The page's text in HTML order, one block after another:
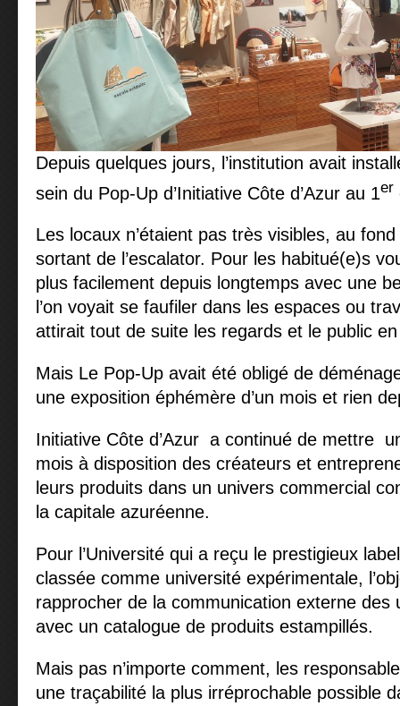
Depuis quelques jours, l’institution avait
sein du Pop-Up d’Initiative Côte d’Azur au 1 er
Les locaux n’étaient pas très visibles, au
sortant de l’escalator. Pour les habitué(e)s
plus facilement depuis longtemps avec une
l’on voyait se faufiler dans les espaces ou
attirait tout de suite les regards et le public
Mais Le Pop-Up avait été obligé de
une exposition éphémère d’un mois et rien
Initiative Côte d’Azur a continué de mettre
mois à disposition des créateurs et
leurs produits dans un univers commercial
la capitale azuréenne.
Pour l’Université qui a reçu le prestigieux
classée comme université expérimentale,
rapprocher de la communication externe des
avec un catalogue de produits estampillés.
Mais pas n’importe comment, les
une traçabilité la plus irréprochable possible